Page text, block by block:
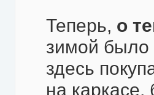
Теперь, о
зимой было
здесь
на каркасе,